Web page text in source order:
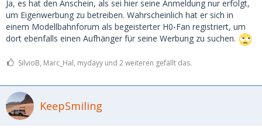
Ja, es hat den Anschein, als sei hier seine Anmeldung nur erfolgt,
um Eigenwerbung zu betreiben. Wahrscheinlich hat er sich in
einem Modellbahnforum als begeisterter H0-Fan registriert, um
dort ebenfalls einen Aufhänger für seine Werbung zu suchen.
SilvioB, Marc_Hal, mydayy und 2 weiteren gefällt das.
KeepSmiling